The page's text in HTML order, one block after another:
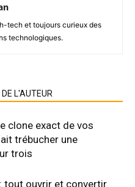
tech et toujours curieux des
technologiques.
DE L'AUTEUR
clone exact de vos
trébucher une
trois
tout ouvrir et convertir